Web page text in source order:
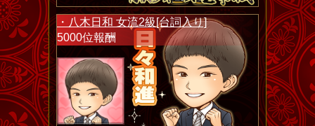
・八木日和 女流2級[台詞入り]
5000位報酬